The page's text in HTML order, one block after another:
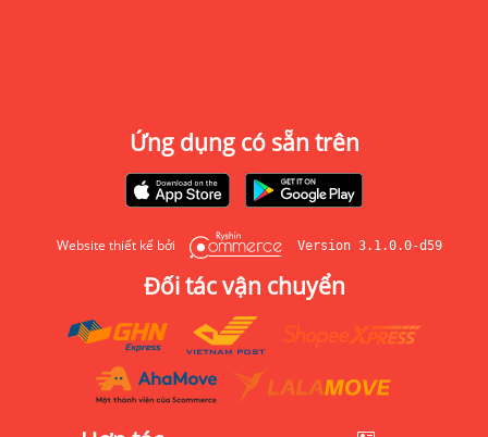
Ứng dụng có sẵn trên
Website thiết kế bởi Version 3.1.0.0-d59
Đối tác vận chuyển